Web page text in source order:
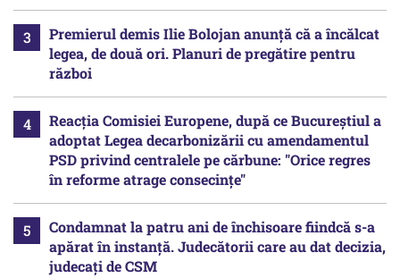
Premierul demis Ilie Bolojan anunță că a încălcat
legea, de două ori. Planuri de pregătire pentru
război
Reacția Comisiei Europene, după ce Bucureștiul a
adoptat Legea decarbonizării cu amendamentul
PSD privind centralele pe cărbune: "Orice regres
în reforme atrage consecințe"
Condamnat la patru ani de închisoare fiindcă s-a
apărat în instanță. Judecătorii care au dat decizia,
judecați de CSM